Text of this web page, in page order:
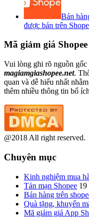
Bán
được bán trên
Mã giảm giá Shopee
Vui lòng ghi rõ nguồn
magiamgiashopee.net.
quan và dễ hiểu nhất
thêm nhiều thông tin bổ
@2018 All right reserved.
Chuyên mục
Kinh nghiệm mua
Tản mạn Shopee 19
Bán hàng trên
Quà tặng, khuyến
Mã giảm giá App